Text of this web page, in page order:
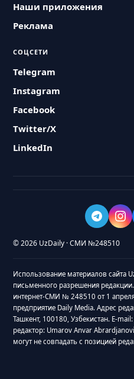
Наши приложения
Реклама
СОЦСЕТИ
Telegram
Instagram
Facebook
Twitter/X
LinkedIn
© 2026 UzDaily · СМИ №248510
Использование материалов сайта
письменного разрешения
интернет-СМИ № 248510 от 1
предприятие Daily Media. Адрес
Ташкент, 100180, Узбекистан. E-
редактор: Umarov Anvar
могут не совпадать с позицией